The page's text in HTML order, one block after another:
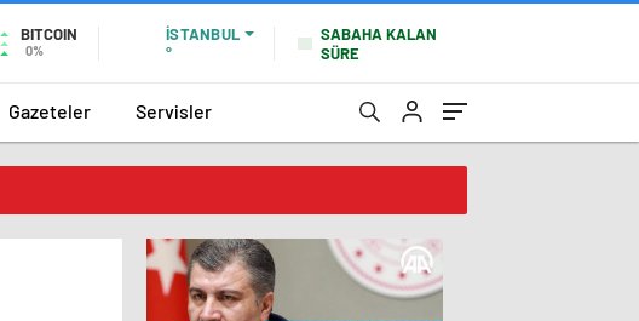
BITCOIN
0%
İSTANBUL
°
SABAHA KALAN
SÜRE
Gazeteler Servisler